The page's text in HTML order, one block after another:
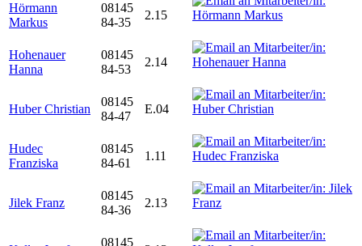
Hörmann
Markus
08145
84-35
2.15
Hohenauer
Hanna
08145
84-53
2.14
Huber Christian
08145
84-47
E.04
Hudec
Franziska
08145
84-61
1.11
Jilek Franz
08145
84-36
2.13
08145